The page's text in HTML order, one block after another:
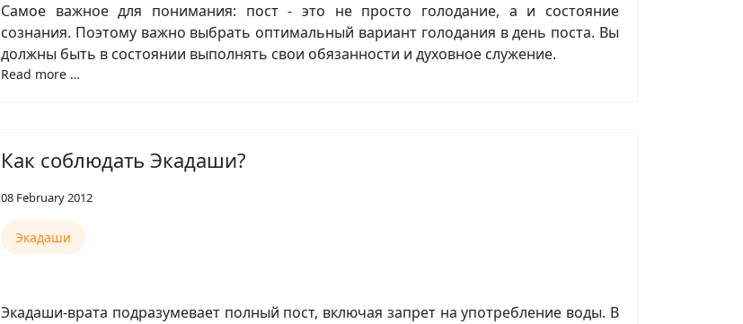
Самое важное для понимания: пост - это не просто голодание, а и состояние
сознания. Поэтому важно выбрать оптимальный вариант голодания в день поста. Вы
должны быть в состоянии выполнять свои обязанности и духовное служение.
Read more …
Как соблюдать Экадаши?
08 February 2012
Экадаши
Экадаши-врата подразумевает полный пост, включая запрет на употребление воды. В